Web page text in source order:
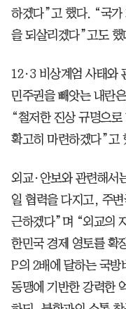
하겠다”고 했다. “국가
을 되살리겠다”고도 했
12·3 비상계엄 사태와
민주권을 빼앗는 내란
“철저한 진상 규명으
확고히 마련하겠다”고
외교·안보와 관련해서
일 협력을 다지고, 주
근하겠다”며 “외교의
한민국 경제 영토를 확
P의 2배에 달하는 국
동맹에 기반한 강력한